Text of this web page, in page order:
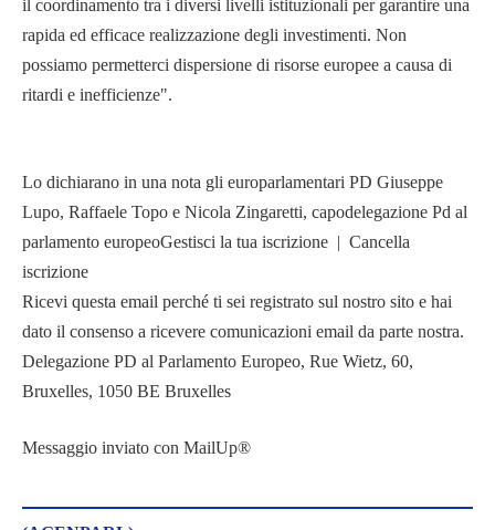
il coordinamento tra i diversi livelli istituzionali per garantire una
rapida ed efficace realizzazione degli investimenti. Non
possiamo permetterci dispersione di risorse europee a causa di
ritardi e inefficienze".
Lo dichiarano in una nota gli europarlamentari PD Giuseppe
Lupo, Raffaele Topo e Nicola Zingaretti, capodelegazione Pd al
parlamento europeoGestisci la tua iscrizione | Cancella
iscrizione
Ricevi questa email perché ti sei registrato sul nostro sito e hai
dato il consenso a ricevere comunicazioni email da parte nostra.
Delegazione PD al Parlamento Europeo, Rue Wietz, 60,
Bruxelles, 1050 BE Bruxelles
Messaggio inviato con MailUp®